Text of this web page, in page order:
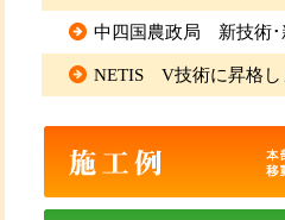
中四国農政局 新技術
NETIS V技術に昇格